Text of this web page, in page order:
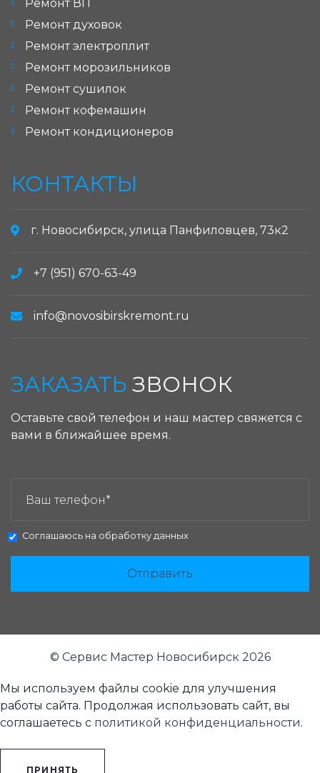
Ремонт ВП
Ремонт духовок
Ремонт электроплит
Ремонт морозильников
Ремонт сушилок
Ремонт кофемашин
Ремонт кондиционеров
КОНТАКТЫ
г. Новосибирск, улица Панфиловцев, 73к2
+7 (951) 670-63-49
info@novosibirskremont.ru
ЗАКАЗАТЬ ЗВОНОК
Оставьте свой телефон и наш мастер свяжется с
вами в ближайшее время.
Соглашаюсь на обработку данных
Отправить
© Сервис Мастер Новосибирск 2026
Мы используем файлы cookie для улучшения
работы сайта. Продолжая использовать сайт, вы
соглашаетесь с политикой конфиденциальности.
ПРИНЯТЬ